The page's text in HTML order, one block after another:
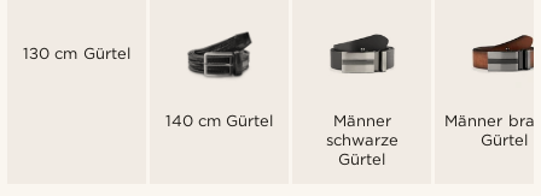
130 cm Gürtel
140 cm Gürtel
Männer
schwarze
Gürtel
Männer
Gürtel